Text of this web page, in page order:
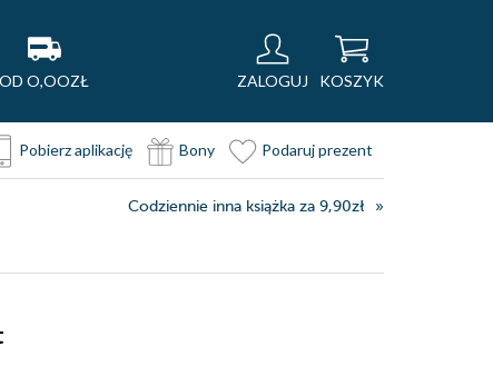
OD O,OOZŁ ZALOGUJ KOSZYK
Pobierz aplikację Bony Podaruj prezent
Codziennie inna książka za 9,90zł